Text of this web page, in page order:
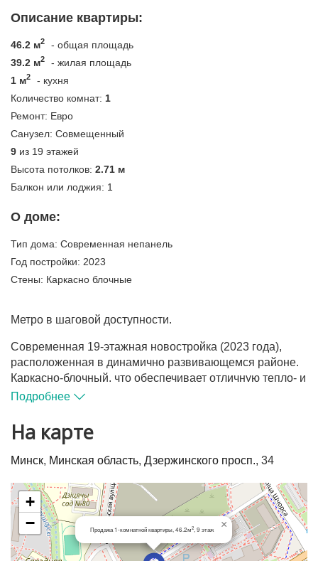
Описание квартиры:
46.2 м2
- общая площадь
39.2 м2
- жилая площадь
1 м2
- кухня
Количество комнат: 1
Ремонт: Евро
Санузел: Совмещенный
9 из 19 этажей
Высота потолков: 2.71 м
Балкон или лоджия: 1
О доме:
Тип дома: Современная непанель
Год постройки: 2023
Стены: Каркасно блочные
Метро в шаговой доступности.
Современная 19-этажная новостройка (2023 года),
расположенная в динамично развивающемся районе.
Каркасно-блочный, что обеспечивает отличную тепло- и
звукоизоляцию. Здание является частью современного
сочетая высокий комфорт жилья и удобную
транспортную доступность.
Квартира на девятом этаже. Панорамный вид из окна.
Стеклопакеты. Балкон застеклён. Полы - ламинат.
Дворовая территория и окружение выдержаны в
едином современном архитектурном стиле квартала с
зонами отдыха и паркингами.
Подробнее
На карте
Минск, Минская область, Дзержинского просп., 34
Продажа 1-комнатной квартиры, 46.2м2 , 9 этаж ×
+
−